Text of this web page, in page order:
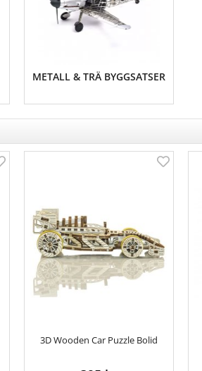
METALL & TRÄ BYGGSATSER
3D Wooden Car Puzzle Bolid